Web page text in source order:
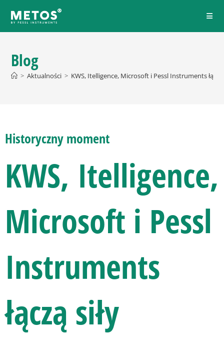
Blog
> Aktualności > KWS, Itelligence, Microsoft i Pessl Instruments łączą
Historyczny moment
KWS, Itelligence,
Microsoft i Pessl
Instruments
łączą siły